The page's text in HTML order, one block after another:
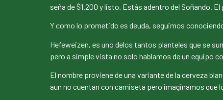
seña de $1.200 y listo. Estás adentro del Soñando.
Y como lo prometido es deuda, seguimos
Hefeweizen, es uno delos tantos planteles que se
pero a simple vista no solo hablamos de un equipo
El nombre proviene de una variante de la cerveza
aun no cuentan con camiseta pero imaginamos que